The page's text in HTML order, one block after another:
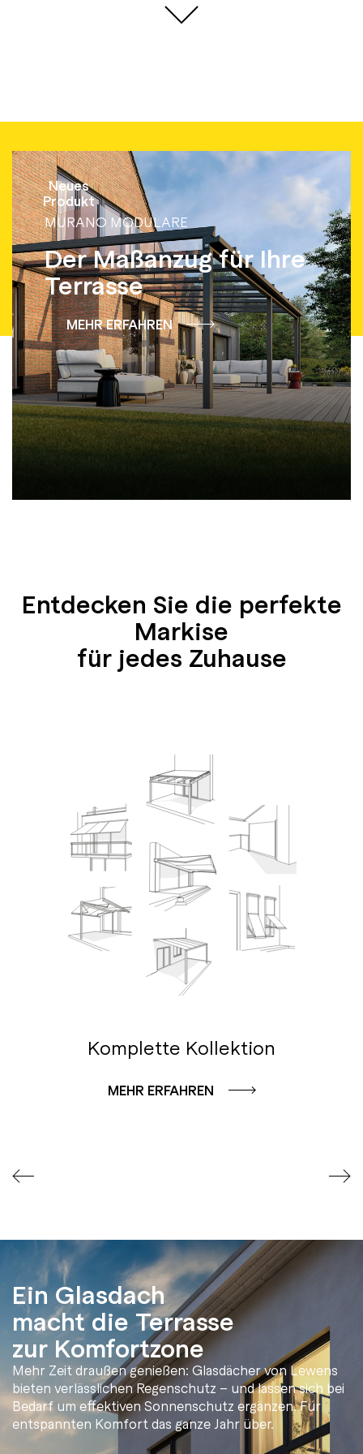
Neues
Produkt
MURANO MODULARE
Der Maßanzug für Ihre
Terrasse
MEHR ERFAHREN
Entdecken Sie die perfekte
Markise
für jedes Zuhause
Komplette Kollektion
MEHR ERFAHREN
Ein Glasdach
macht die Terrasse
zur Komfortzone
Mehr Zeit draußen genießen: Glasdächer von Lewens
bieten verlässlichen Regenschutz – und lassen sich bei
Bedarf um effektiven Sonnenschutz ergänzen. Für
entspannten Komfort das ganze Jahr über.